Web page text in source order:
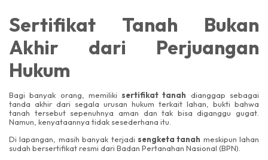
Sertifikat Tanah Bukan
Akhir dari Perjuangan
Hukum
Bagi banyak orang, memilikisertifikat tanah dianggap sebagai
tanda akhir dari segala urusan hukum terkait lahan, bukti bahwa
tanah tersebut sepenuhnya aman dan tak bisa diganggu gugat.
Namun, kenyataannya tidak sesederhana itu.
Di lapangan, masih banyak terjadi sengketa tanah meskipun lahan
sudah bersertifikat resmi dari Badan Pertanahan Nasional (BPN).